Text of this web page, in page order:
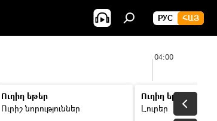
РУС ՀԱՅ
04:00
Ուղիղ եթեր
Ուրիշ նորություններ
Ուղիղ եթեր
Լուրեր